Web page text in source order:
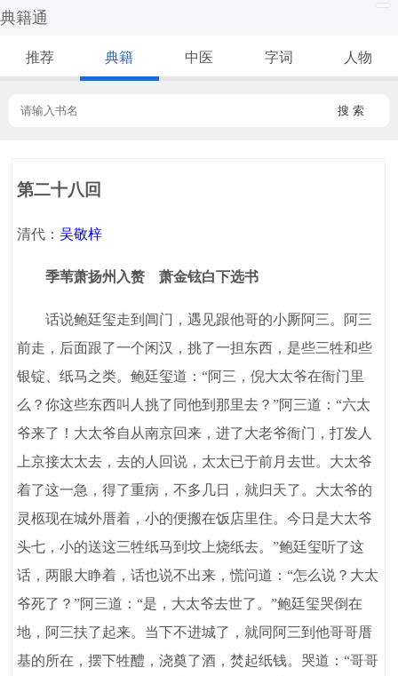
典籍通
推荐 典籍 中医 字词 人物
搜 索
第二十八回
清代：吴敬梓
季苇萧扬州入赘 萧金铉白下选书
话说鲍廷玺走到阊门，遇见跟他哥的小厮阿三。阿三
前走，后面跟了一个闲汉，挑了一担东西，是些三牲和些
银锭、纸马之类。鲍廷玺道：“阿三，倪大太爷在衙门里
么？你这些东西叫人挑了同他到那里去？”阿三道：“六太
爷来了！大太爷自从南京回来，进了大老爷衙门，打发人
上京接太太去，去的人回说，太太已于前月去世。大太爷
着了这一急，得了重病，不多几日，就归天了。大太爷的
灵柩现在城外厝着，小的便搬在饭店里住。今日是大太爷
头七，小的送这三牲纸马到坟上烧纸去。”鲍廷玺听了这
话，两眼大睁着，话也说不出来，慌问道：“怎么说？大太
爷死了？”阿三道：“是，大太爷去世了。”鲍廷玺哭倒在
地，阿三扶了起来。当下不进城了，就同阿三到他哥哥厝
基的所在，摆下牲醴，浇奠了酒，焚起纸钱。哭道：“哥哥